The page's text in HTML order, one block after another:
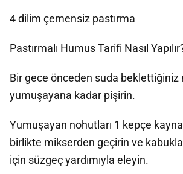
4 dilim çemensiz pastırma
Pastırmalı Humus Tarifi Nasıl
Bir gece önceden suda beklettiğiniz
yumuşayana kadar pişirin.
Yumuşayan nohutları 1 kepçe
birlikte mikserden geçirin ve
için süzgeç yardımıyla eleyin.